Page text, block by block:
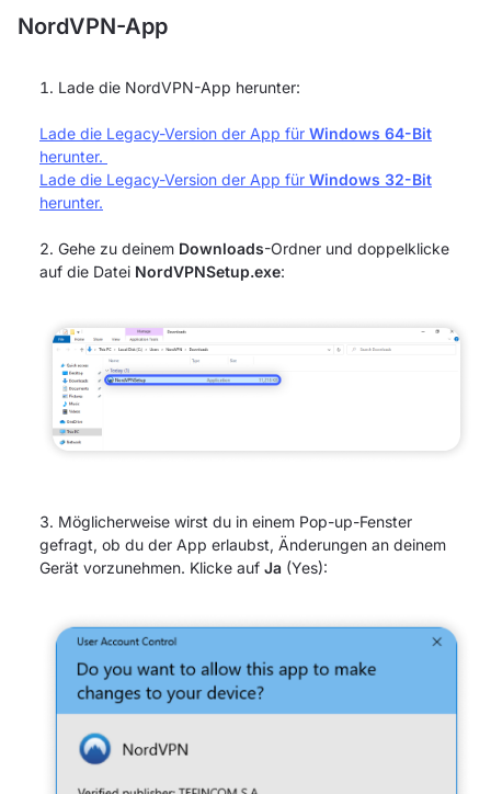
NordVPN-App
Lade die NordVPN-App herunter:
Lade die Legacy-Version der App für Windows 64-Bit
herunter.
Lade die Legacy-Version der App für Windows 32-Bit
herunter.
Gehe zu deinem Downloads-Ordner und doppelklicke
auf die Datei NordVPNSetup.exe:
Möglicherweise wirst du in einem Pop-up-Fenster
gefragt, ob du der App erlaubst, Änderungen an deinem
Gerät vorzunehmen. Klicke auf Ja (Yes):